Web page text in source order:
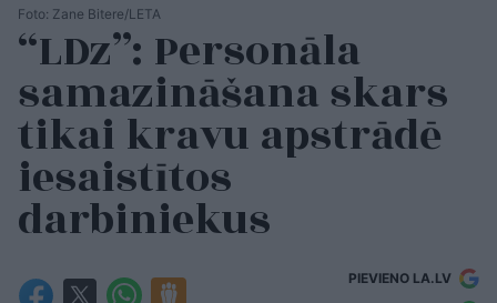
Foto: Zane Bitere/LETA
“LDz”: Personāla
samazināšana skars
tikai kravu apstrādē
iesaistītos
darbiniekus
PIEVIENO LA.LV